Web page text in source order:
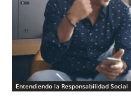
Entendiendo la Responsabilidad Social